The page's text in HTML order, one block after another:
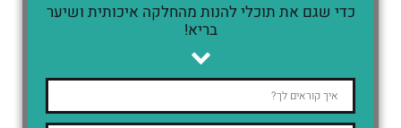
כדי שגם את תוכלי להנות מהחלקה איכותית ושיער
בריא!